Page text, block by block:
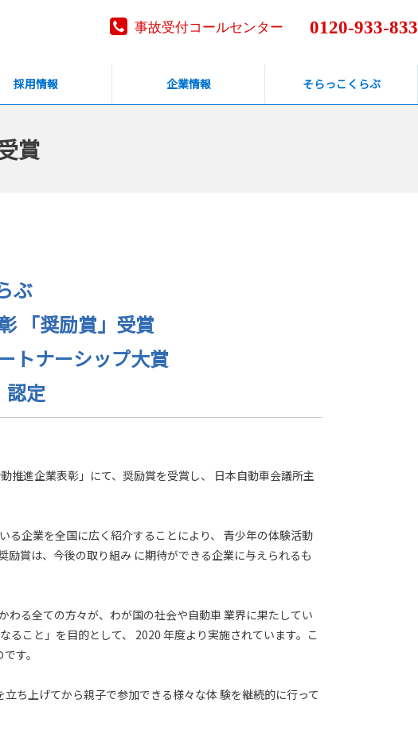
事故受付コールセンター 0120-933-833
採用情報 企業情報 そらっこくらぶ
賞
ぶ
「奨励賞」受賞
トナーシップ大賞
認定
推進企業表彰」にて、奨励賞を受賞し、 日本自動車会議所主
企業を全国に広く紹介することにより、 青少年の体験活動
賞は、今後の取り組み に期待ができる企業に与えられるも
る全ての方々が、わが国の社会や自動車 業界に果たしてい
こと」を目的として、 2020 年度より実施されています。こ
す。
ち上げてから親子で参加できる様々な体 験を継続的に行って